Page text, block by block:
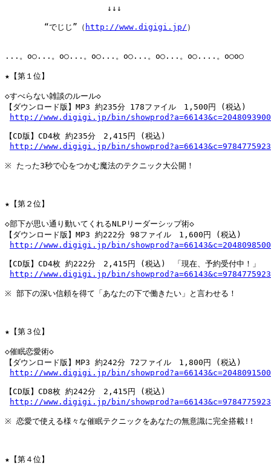
↓↓↓
“でじじ”（ http://www.digigi.jp/ ）
...。o○...。o○...。o○...。o○...。o○...。o○....。o○o○
★【第１位】
◇すべらない雑談のルール◇
【ダウンロード版】MP3 約235分 178ファイル　1,500円 (税込)
http://www.digigi.jp/bin/
【CD版】CD4枚 約235分　2,415円 (税込)
http://www.digigi.jp/bin/
※ たった3秒で心をつかむ魔法のテクニック大公開！
★【第２位】
◇部下が思い通り動いてくれるNLPリーダーシップ術◇
【ダウンロード版】MP3 約222分 98ファイル　1,600円 (税込)
http://www.digigi.jp/bin/
【CD版】CD4枚 約222分　2,415円 (税込)　「現在、予約受付中！」
http://www.digigi.jp/bin/
※ 部下の深い信頼を得て「あなたの下で働きたい」と言わせる！
★【第３位】
◇催眠恋愛術◇
【ダウンロード版】MP3 約242分 72ファイル　1,800円 (税込)
http://www.digigi.jp/bin/
【CD版】CD8枚 約242分　2,415円 (税込)
http://www.digigi.jp/bin/
※ 恋愛で使える様々な催眠テクニックをあなたの無意識に完全搭載!!
★【第４位】